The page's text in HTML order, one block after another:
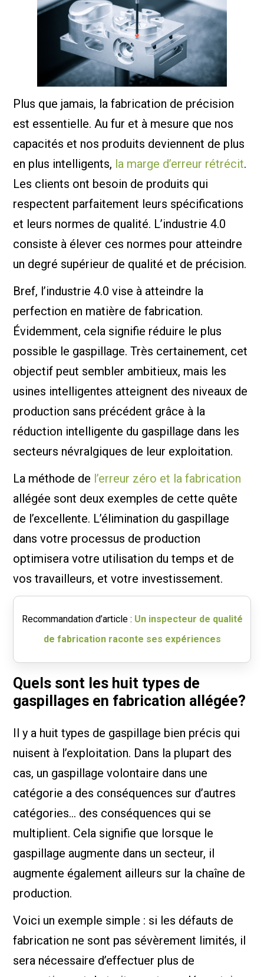
Plus que jamais, la fabrication de précision
est essentielle. Au fur et à mesure que nos
capacités et nos produits deviennent de plus
en plus intelligents, la marge d’erreur rétrécit.
Les clients ont besoin de produits qui
respectent parfaitement leurs spécifications
et leurs normes de qualité. L’industrie 4.0
consiste à élever ces normes pour atteindre
un degré supérieur de qualité et de précision.
Bref, l’industrie 4.0 vise à atteindre la
perfection en matière de fabrication.
Évidemment, cela signifie réduire le plus
possible le gaspillage. Très certainement, cet
objectif peut sembler ambitieux, mais les
usines intelligentes atteignent des niveaux de
production sans précédent grâce à la
réduction intelligente du gaspillage dans les
secteurs névralgiques de leur exploitation.
La méthode de l’erreur zéro et la fabrication
allégée sont deux exemples de cette quête
de l’excellente. L’élimination du gaspillage
dans votre processus de production
optimisera votre utilisation du temps et de
vos travailleurs, et votre investissement.
Recommandation d’article : Un inspecteur de qualité
de fabrication raconte ses expériences
Quels sont les huit types de
gaspillages en fabrication allégée?
Il y a huit types de gaspillage bien précis qui
nuisent à l’exploitation. Dans la plupart des
cas, un gaspillage volontaire dans une
catégorie a des conséquences sur d’autres
catégories… des conséquences qui se
multiplient. Cela signifie que lorsque le
gaspillage augmente dans un secteur, il
augmente également ailleurs sur la chaîne de
production.
Voici un exemple simple : si les défauts de
fabrication ne sont pas sévèrement limités, il
sera nécessaire d’effectuer plus de